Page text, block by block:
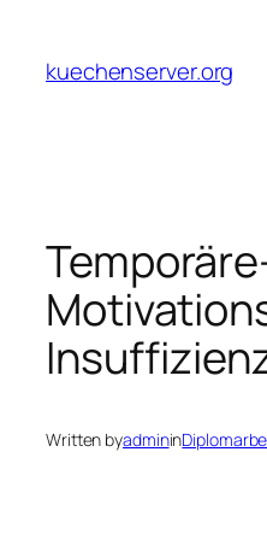
content
kuechenserver.org
Written byadminin